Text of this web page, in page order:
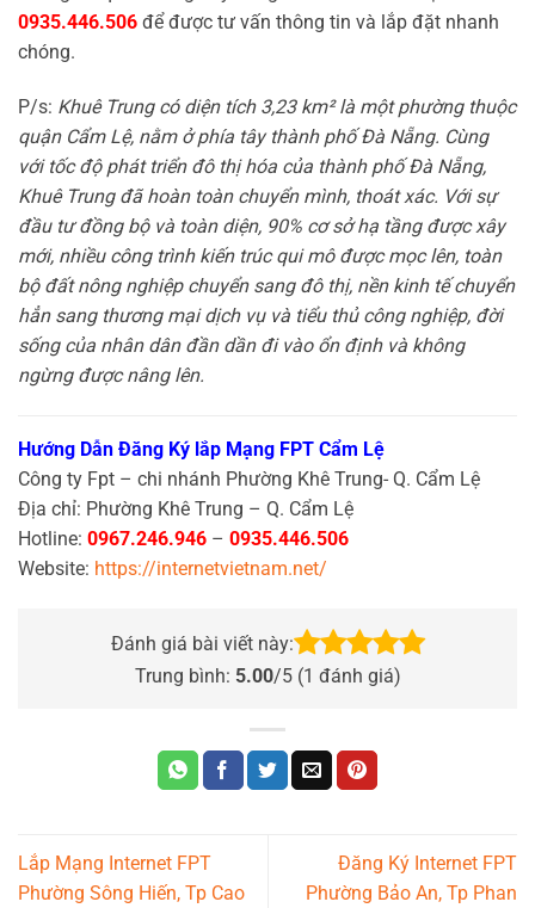
0935.446.506 để được tư vấn thông tin và lắp đặt nhanh
chóng.
P/s: Khuê Trung có diện tích 3,23 km² là một phường thuộc
quận Cẩm Lệ, nằm ở phía tây thành phố Đà Nẵng. Cùng
với tốc độ phát triển đô thị hóa của thành phố Đà Nẵng,
Khuê Trung đã hoàn toàn chuyển mình, thoát xác. Với sự
đầu tư đồng bộ và toàn diện, 90% cơ sở hạ tầng được xây
mới, nhiều công trình kiến trúc qui mô được mọc lên, toàn
bộ đất nông nghiệp chuyển sang đô thị, nền kinh tế chuyển
hẳn sang thương mại dịch vụ và tiểu thủ công nghiệp, đời
sống của nhân dân đần dần đi vào ổn định và không
ngừng được nâng lên.
Hướng Dẫn Đăng Ký lắp Mạng FPT Cẩm Lệ
Công ty Fpt – chi nhánh Phường Khê Trung- Q. Cẩm Lệ
Địa chỉ: Phường Khê Trung – Q. Cẩm Lệ
Hotline: 0967.246.946 – 0935.446.506
Website: https://internetvietnam.net/
Đánh giá bài viết này:
Trung bình: 5.00/5 (1 đánh giá)
Lắp Mạng Internet FPT
Phường Sông Hiến, Tp Cao
Đăng Ký Internet FPT
Phường Bảo An, Tp Phan